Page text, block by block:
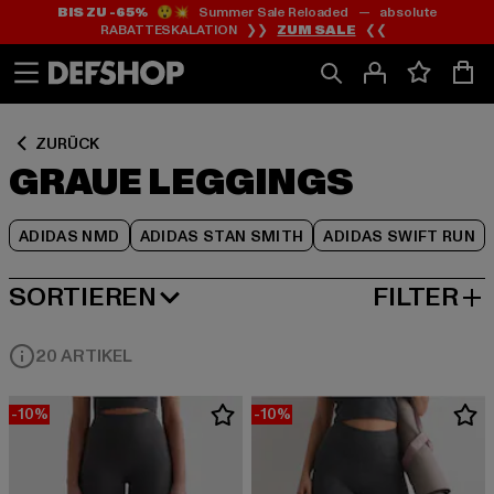
Zum
Inhalt
springen
Zum
Fußzeile
springen
BIS ZU -65%😲💥 Summer Sale Reloaded — absolute
RABATTESKALATION ❯❯ ZUM SALE ❮❮
ZURÜCK
GRAUE LEGGINGS
ADIDAS NMD ADIDAS STAN SMITH ADIDAS SWIFT RUN
Zum
Produktraster
springen
SORTIEREN
NEUESTE FILTER
20 ARTIKEL
-10% -10%